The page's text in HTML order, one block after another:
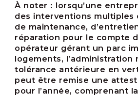
À noter : lorsqu’une
des interventions multiples
de maintenance,
réparation pour le compte
opérateur gérant un parc
logements, l’administration
tolérance antérieure en
peut être remise une
pour l’année, comprenant